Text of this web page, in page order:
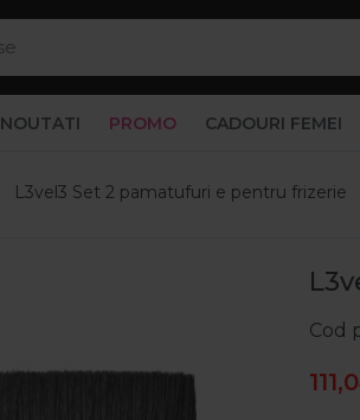
NOUTATI PROMO CADOURI FEMEI
L3vel3 Set 2 pamatufuri e pentru frizerie
Cod